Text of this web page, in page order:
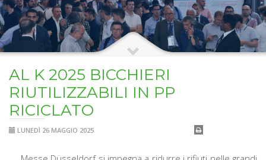
AL K 2025 BICCHIERI
RIUTILIZZABILI IN PP
RICICLATO
LUNEDÌ 26 MAGGIO 2025